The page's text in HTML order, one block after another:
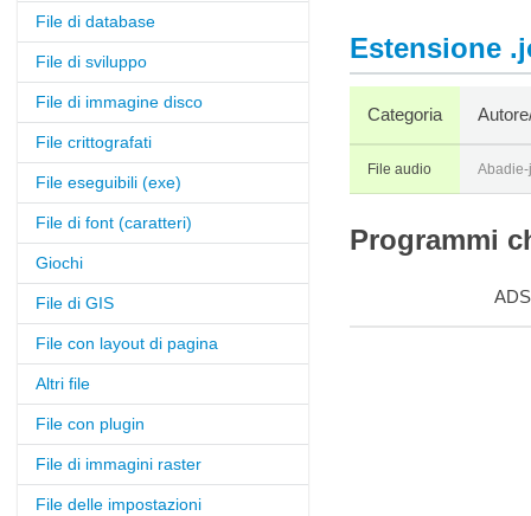
File di database
File di sviluppo
File di immagine disco
File crittografati
File eseguibili (exe)
File di font (caratteri)
Giochi
File di GIS
File con layout di pagina
Altri file
File con plugin
File di immagini raster
File delle impostazioni
Estensione
Categoria
File audio
Programmi
ADS